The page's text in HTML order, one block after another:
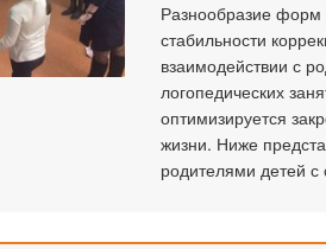
Разнообразие форм
стабильности
взаимодействии с
логопедических
оптимизируется
жизни. Ниже
родителями детей